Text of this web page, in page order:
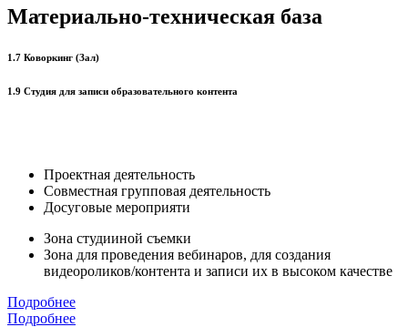
Материально-техническая база
1.7 Коворкинг (Зал)
1.9 Студия для записи образовательного контента
Проектная деятельность
Совместная групповая деятельность
Досуговые мероприяти
Зона студииной съемки
Зона для проведения вебинаров, для создания
видеороликов/контента и записи их в высоком качестве
Подробнее
Подробнее